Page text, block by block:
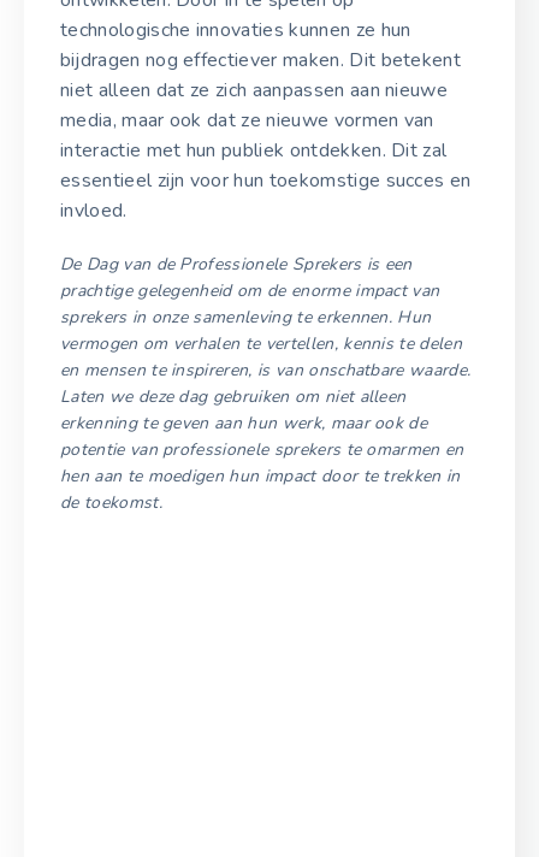
technologische innovaties kunnen ze hun
bijdragen nog effectiever maken. Dit betekent
niet alleen dat ze zich aanpassen aan nieuwe
media, maar ook dat ze nieuwe vormen van
interactie met hun publiek ontdekken. Dit zal
essentieel zijn voor hun toekomstige succes en
invloed.
De Dag van de Professionele Sprekers is een
prachtige gelegenheid om de enorme impact van
sprekers in onze samenleving te erkennen. Hun
vermogen om verhalen te vertellen, kennis te delen
en mensen te inspireren, is van onschatbare waarde.
Laten we deze dag gebruiken om niet alleen
erkenning te geven aan hun werk, maar ook de
potentie van professionele sprekers te omarmen en
hen aan te moedigen hun impact door te trekken in
de toekomst.